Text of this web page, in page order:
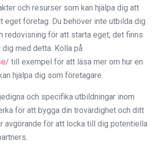
och resurser som kan hjälpa dig att
eget företag. Du behöver inte utbilda dig
redovisning för att starta eget, det finns
med detta. Kolla på
till exempel för att läsa mer om hur en
hjälpa dig som företagare.
och specifika utbildningar inom
för att bygga din trovärdighet och ditt
avgörande för att locka till dig potentiella